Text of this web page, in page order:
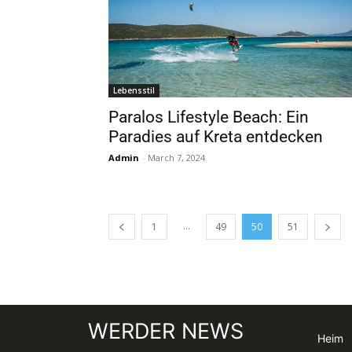
Lebensstil
Paralos Lifestyle Beach: Ein
Paradies auf Kreta entdecken
Admin - March 7, 2024
1 ... 49 50 51
WERDER NEWS Heim